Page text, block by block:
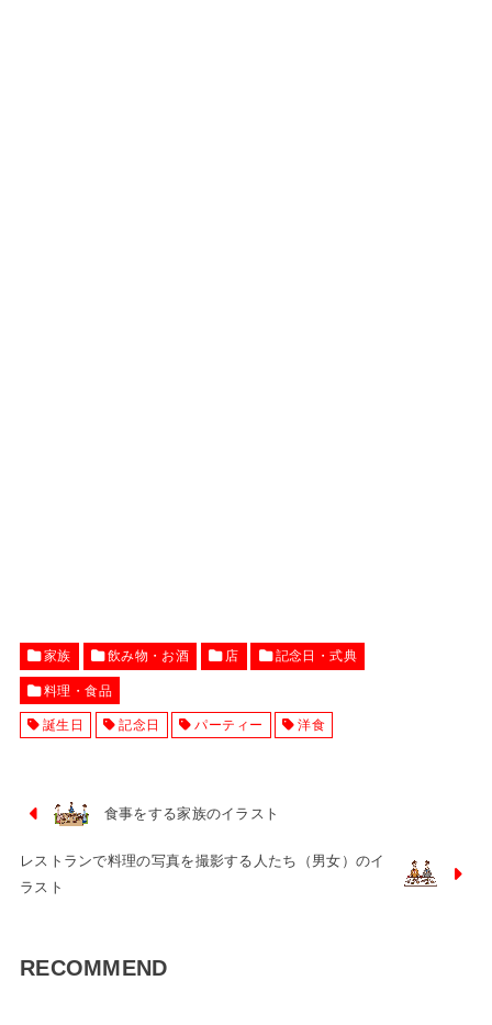
家族 飲み物・お酒 店 記念日・式典
料理・食品
誕生日 記念日 パーティー 洋食
食事をする家族のイラスト
レストランで料理の写真を撮影する人たち（男女）のイ
ラスト
RECOMMEND